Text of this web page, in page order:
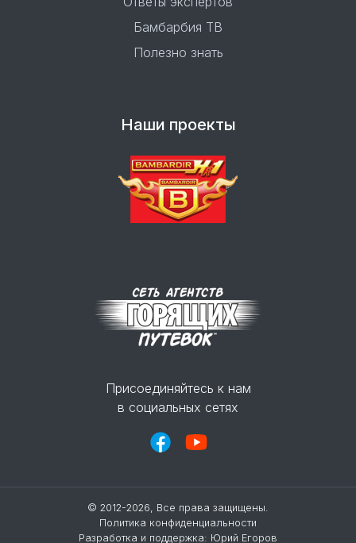
Бамбарбия ТВ
Полезно знать
Наши проекты
Присоединяйтесь к нам
в социальных сетях
© 2012-2026, Все права защищены.
Политика конфиденциальности
Разработка и поддержка: Юрий Егоров